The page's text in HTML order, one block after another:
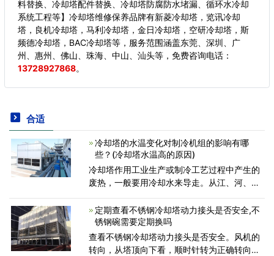
料替换、冷却塔配件替换、冷却塔防腐防水堵漏、循环水冷却
系统工程等】冷却塔维修保养品牌有新菱冷却塔，览讯冷却
塔，良机冷却塔，马利冷却塔，金日冷却塔，空研冷却塔，斯
频德冷却塔，BAC冷却塔等，服务范围涵盖东莞、深圳、广
州、惠州、佛山、珠海、中山、汕头等， 免费咨询电话：
13728927868。
合适
冷却塔的水温变化对制冷机组的影响有哪
些？(冷却塔水温高的原因)
冷却塔作用工业生产或制冷工艺过程中产生的
废热，一般要用冷却水来导走。从江、河、
水，冷却工艺设备吸取废热使水温升高，再排
入江、河、湖、海，这
定期查看不锈钢冷却塔动力接头是否安全,不
锈钢碗需要定期换吗
查看不锈钢冷却塔动力接头是否安全。风机的
转向，从塔顶向下看，顺时针转为正确转向。